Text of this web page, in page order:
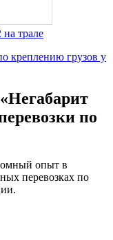
креплению грузов у
по
опыт в
перевозках по